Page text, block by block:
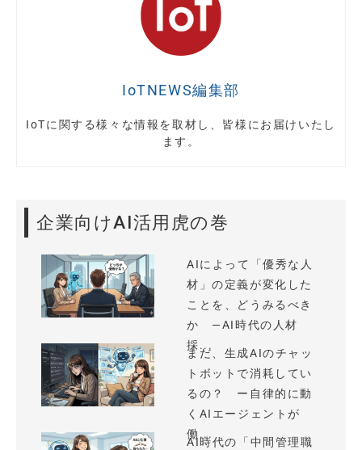
IoTNEWS編集部
IoTに関する様々な情報を取材し、皆様にお届けいたし
ます。
企業向けAI活用虎の巻
AIによって「優秀な人
材」の定義が変化した
ことを、どうみるべき
か —AI時代の人材
採...
まだ、生成AIのチャッ
トボットで消耗してい
るの？ ー自律的に動
くAIエージェントが
働...
AI時代の「中間管理職